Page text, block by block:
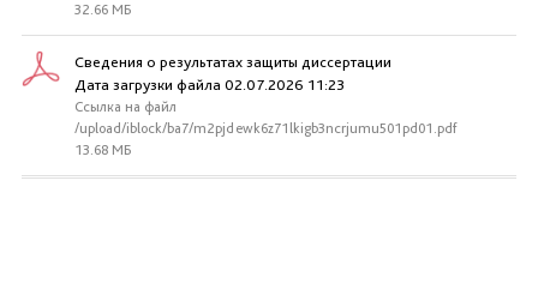
32.66 МБ
Сведения о результатах защиты диссертации
Дата загрузки файла 02.07.2026 11:23
Ссылка на файл
/upload/iblock/ba7/m2pjdewk6z71lkigb3ncrjumu501pd01.pdf
13.68 МБ